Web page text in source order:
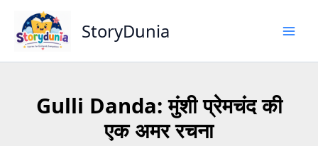
content
StoryDunia
Gulli Danda: मुंशी प्रेमचंद की
एक अमर रचना